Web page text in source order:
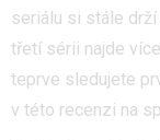
seriálu si stále
třetí sérii najde
teprve sledujete
v této recenzi na